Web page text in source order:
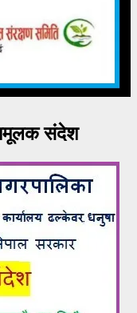
संदेश